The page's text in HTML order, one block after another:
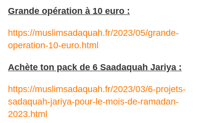
Grande opération à 10 euro :
https://muslimsadaquah.fr/2023/05/grande-
operation-10-euro.html
Achète ton pack de 6 Saadaquah Jariya :
https://muslimsadaquah.fr/2023/03/6-projets-
sadaquah-jariya-pour-le-mois-de-ramadan-
2023.html